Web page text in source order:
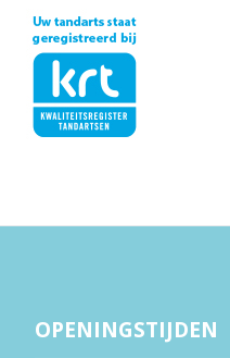
OPENINGSTIJDEN